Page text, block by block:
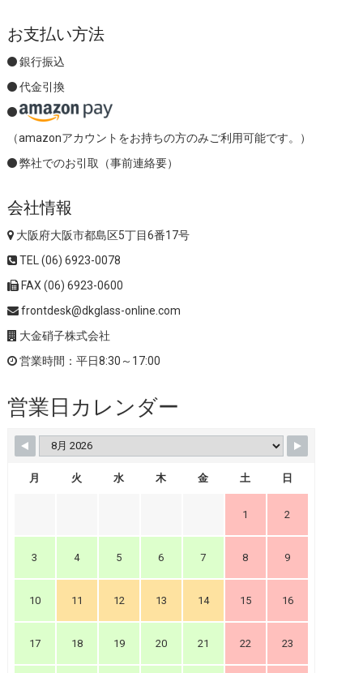
お支払い方法
銀行振込
代金引換
（amazonアカウントをお持ちの方のみご利用可能です。）
弊社でのお引取（事前連絡要）
会社情報
大阪府大阪市都島区5丁目6番17号
TEL (06) 6923-0078
FAX (06) 6923-0600
frontdesk@dkglass-online.com
大金硝子株式会社
営業時間：平日8:30～17:00
営業日カレンダー
月 火 水 木 金 土 日
1 2
3 4 5 6 7 8 9
10 11 12 13 14 15 16
17 18 19 20 21 22 23